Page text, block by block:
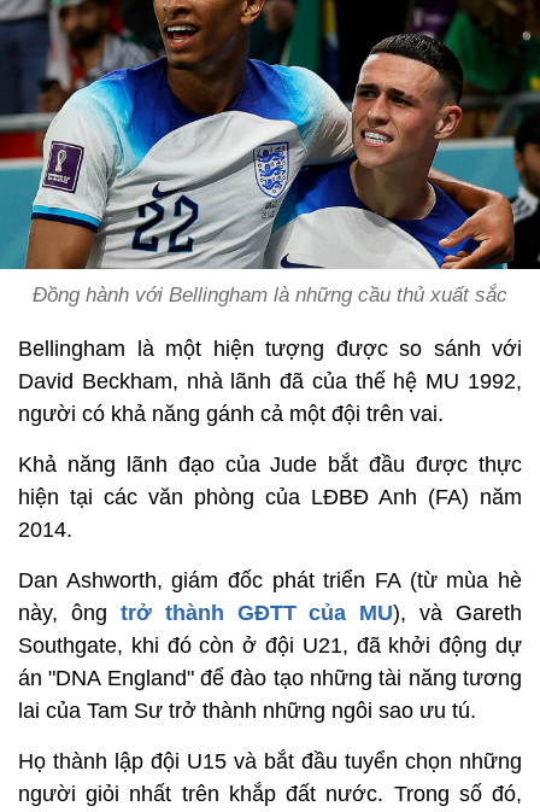
Đồng hành với Bellingham là những cầu thủ xuất sắc
Bellingham là một hiện tượng được so sánh với
David Beckham, nhà lãnh đã của thế hệ MU 1992,
người có khả năng gánh cả một đội trên vai.
Khả năng lãnh đạo của Jude bắt đầu được thực
hiện tại các văn phòng của LĐBĐ Anh (FA) năm
2014.
Dan Ashworth, giám đốc phát triển FA (từ mùa hè
này, ông trở thành GĐTT của MU), và Gareth
Southgate, khi đó còn ở đội U21, đã khởi động dự
án "DNA England" để đào tạo những tài năng tương
lai của Tam Sư trở thành những ngôi sao ưu tú.
Họ thành lập đội U15 và bắt đầu tuyển chọn những
người giỏi nhất trên khắp đất nước. Trong số đó,